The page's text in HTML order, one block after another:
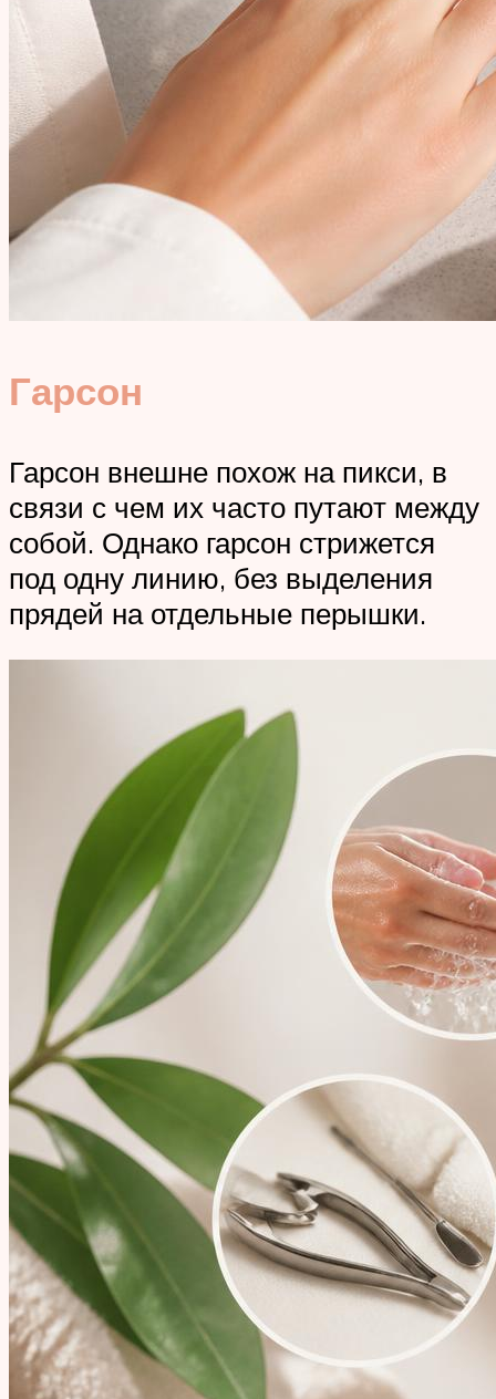
Гарсон
Гарсон внешне похож на пикси, в
связи с чем их часто путают между
собой. Однако гарсон стрижется
под одну линию, без выделения
прядей на отдельные перышки.